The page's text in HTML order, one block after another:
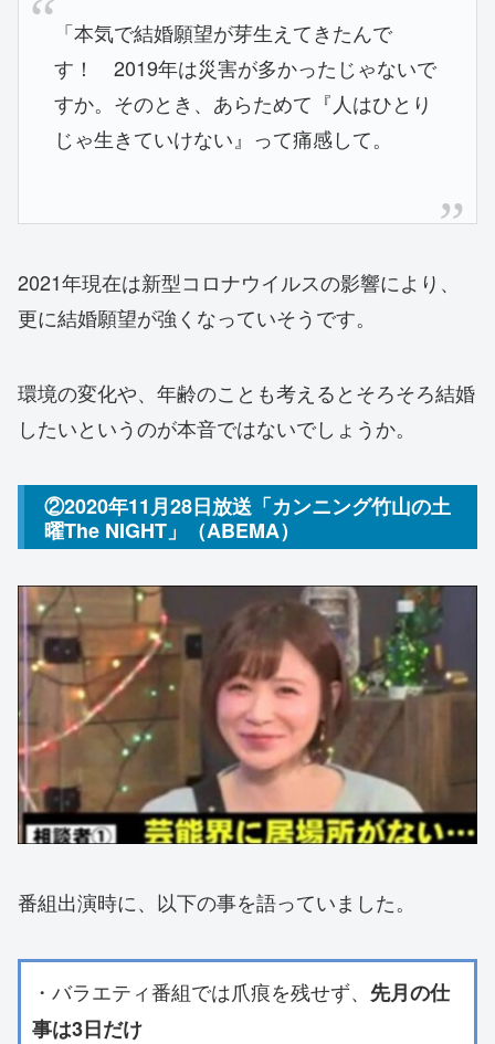
「本気で結婚願望が芽生えてきたんで
す！ 2019年は災害が多かったじゃないで
すか。そのとき、あらためて『人はひとり
じゃ生きていけない』って痛感して。
2021年現在は新型コロナウイルスの影響により、
更に結婚願望が強くなっていそうです。
環境の変化や、年齢のことも考えるとそろそろ結婚
したいというのが本音ではないでしょうか。
②2020年11月28日放送「カンニング竹山の土
曜The NIGHT」（ABEMA）
番組出演時に、以下の事を語っていました。
・バラエティ番組では爪痕を残せず、 先月の仕
事は3日だけ